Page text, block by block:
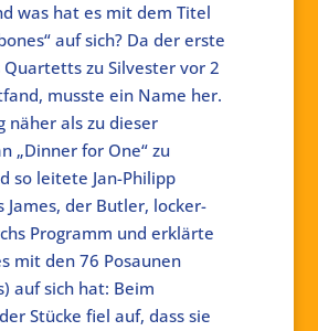
was hat es mit dem Titel
auf sich? Da der erste
zu Silvester vor 2
musste ein Name her.
näher als zu dieser
„Dinner for One“ zu
so leitete Jan-Philipp
James, der Butler, locker-
Programm und erklärte
mit den 76 Posaunen
auf sich hat: Beim
Stücke fiel auf, dass sie